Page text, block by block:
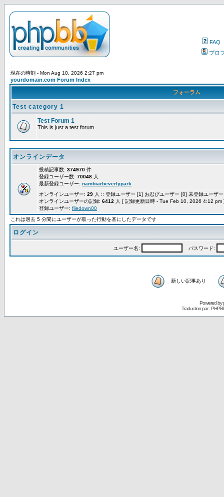
FAQ
プロ
現在の時刻 - Mon Aug 10, 2026 2:27 pm
yourdomain.com Forum Index
フォーラム
Test category 1
Test Forum 1
This is just a test forum.
オンラインデータ
投稿記事数: 374970 件
登録ユーザー数: 70048 人
最新登録ユーザー: nambiarbeverlypark
オンラインユーザー: 29 人 :: 登録ユーザー [1] お忍びユーザー [0] 未登録ユー
オンラインユーザーの記録: 6412 人 [ 記録更新日時 - Tue Feb 10, 2026 4:12 pm
登録ユーザー: filedown00
これは過去 5 分間にユーザーが取った行動を基にしたデータです
ログイン
ユーザー名: パスワード:
新しい記事あり
Powered by
Traduction par :